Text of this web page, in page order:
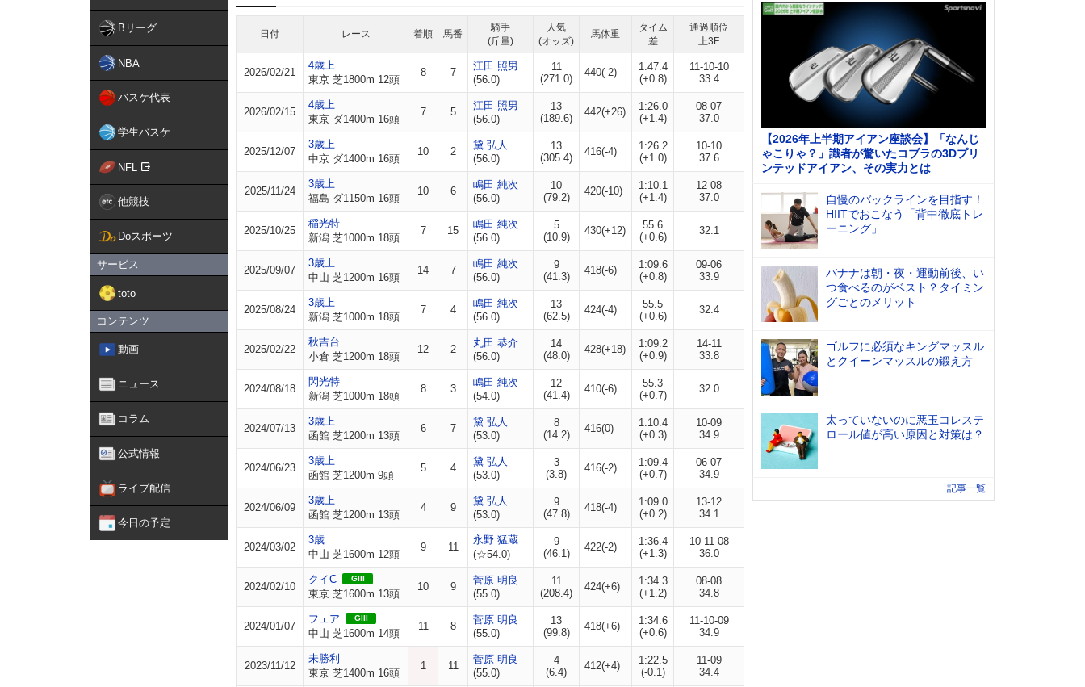
Bリーグ
NBA
バスケ代表
学生バスケ
NFL
他競技
Doスポーツ
サービス
toto
コンテンツ
動画
ニュース
コラム
公式情報
ライブ配信
今日の予定
日付 レース 着順 馬番
騎手
(斤量)
人気
(オッズ)
馬体重
タイム
差
通過順位
上3F
2026/02/21
4歳上
東京 芝1800m 12頭
8 7
江田 照男
(56.0)
11
(271.0)
440(-2)
1:47.4
(+0.8)
11-10-10
33.4
2026/02/15
4歳上
東京 ダ1400m 16頭
7 5
江田 照男
(56.0)
13
(189.6)
442(+26)
1:26.0
(+1.4)
08-07
37.0
2025/12/07
3歳上
中京 ダ1400m 16頭
10 2
黛 弘人
(56.0)
13
(305.4)
416(-4)
1:26.2
(+1.0)
10-10
37.6
2025/11/24
3歳上
福島 ダ1150m 16頭
10 6
嶋田 純次
(56.0)
10
(79.2)
420(-10)
1:10.1
(+1.4)
12-08
37.0
2025/10/25
稲光特
新潟 芝1000m 18頭
7 15
嶋田 純次
(56.0)
5
(10.9)
430(+12)
55.6
(+0.6)
32.1
2025/09/07
3歳上
中山 芝1200m 16頭
14 7
嶋田 純次
(56.0)
9
(41.3)
418(-6)
1:09.6
(+0.8)
09-06
33.9
2025/08/24
3歳上
新潟 芝1000m 18頭
7 4
嶋田 純次
(56.0)
13
(62.5)
424(-4)
55.5
(+0.6)
32.4
2025/02/22
秋吉台
小倉 芝1200m 18頭
12 2
丸田 恭介
(56.0)
14
(48.0)
428(+18)
1:09.2
(+0.9)
14-11
33.8
2024/08/18
閃光特
新潟 芝1000m 18頭
8 3
嶋田 純次
(54.0)
12
(41.4)
410(-6)
55.3
(+0.7)
32.0
2024/07/13
3歳上
函館 芝1200m 13頭
6 7
黛 弘人
(53.0)
8
(14.2)
416(0)
1:10.4
(+0.3)
10-09
34.9
2024/06/23
3歳上
函館 芝1200m 9頭
5 4
黛 弘人
(53.0)
3
(3.8)
416(-2)
1:09.4
(+0.7)
06-07
34.9
2024/06/09
3歳上
函館 芝1200m 13頭
4 9
黛 弘人
(53.0)
9
(47.8)
418(-4)
1:09.0
(+0.2)
13-12
34.1
2024/03/02
3歳
中山 芝1600m 12頭
9 11
永野 猛蔵
(☆54.0)
9
(46.1)
422(-2)
1:36.4
(+1.3)
10-11-08
36.0
2024/02/10
クイC GIII
東京 芝1600m 13頭
10 9
菅原 明良
(55.0)
11
(208.4)
424(+6)
1:34.3
(+1.2)
08-08
34.8
2024/01/07
フェア GIII
中山 芝1600m 14頭
11 8
菅原 明良
(55.0)
13
(99.8)
418(+6)
1:34.6
(+0.6)
11-10-09
34.9
2023/11/12
未勝利
東京 芝1400m 16頭
1 11
菅原 明良
(55.0)
4
(6.4)
412(+4)
1:22.5
(-0.1)
11-09
34.4
【2026年上半期アイアン座談会】「なんじ
ゃこりゃ？」識者が驚いたコブラの3Dプリ
ンテッドアイアン、その実力とは
自慢のバックラインを目指す！
HIITでおこなう「背中徹底トレ
ーニング」
バナナは朝・夜・運動前後、い
つ食べるのがベスト？タイミン
グごとのメリット
ゴルフに必須なキングマッスル
とクイーンマッスルの鍛え方
太っていないのに悪玉コレステ
ロール値が高い原因と対策は？
記事一覧